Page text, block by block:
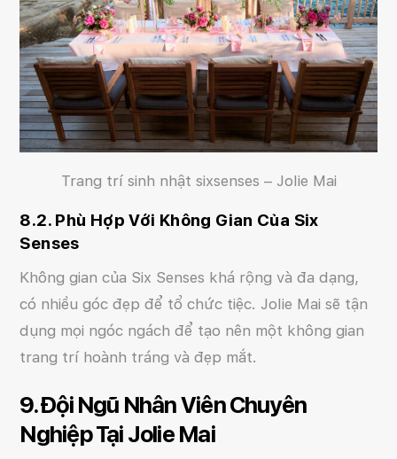
Trang trí sinh nhật sixsenses – Jolie Mai
8.2. Phù Hợp Với Không Gian Của Six
Senses
Không gian của Six Senses khá rộng và đa dạng,
có nhiều góc đẹp để tổ chức tiệc. Jolie Mai sẽ tận
dụng mọi ngóc ngách để tạo nên một không gian
trang trí hoành tráng và đẹp mắt.
9. Đội Ngũ Nhân Viên Chuyên
Nghiệp Tại Jolie Mai